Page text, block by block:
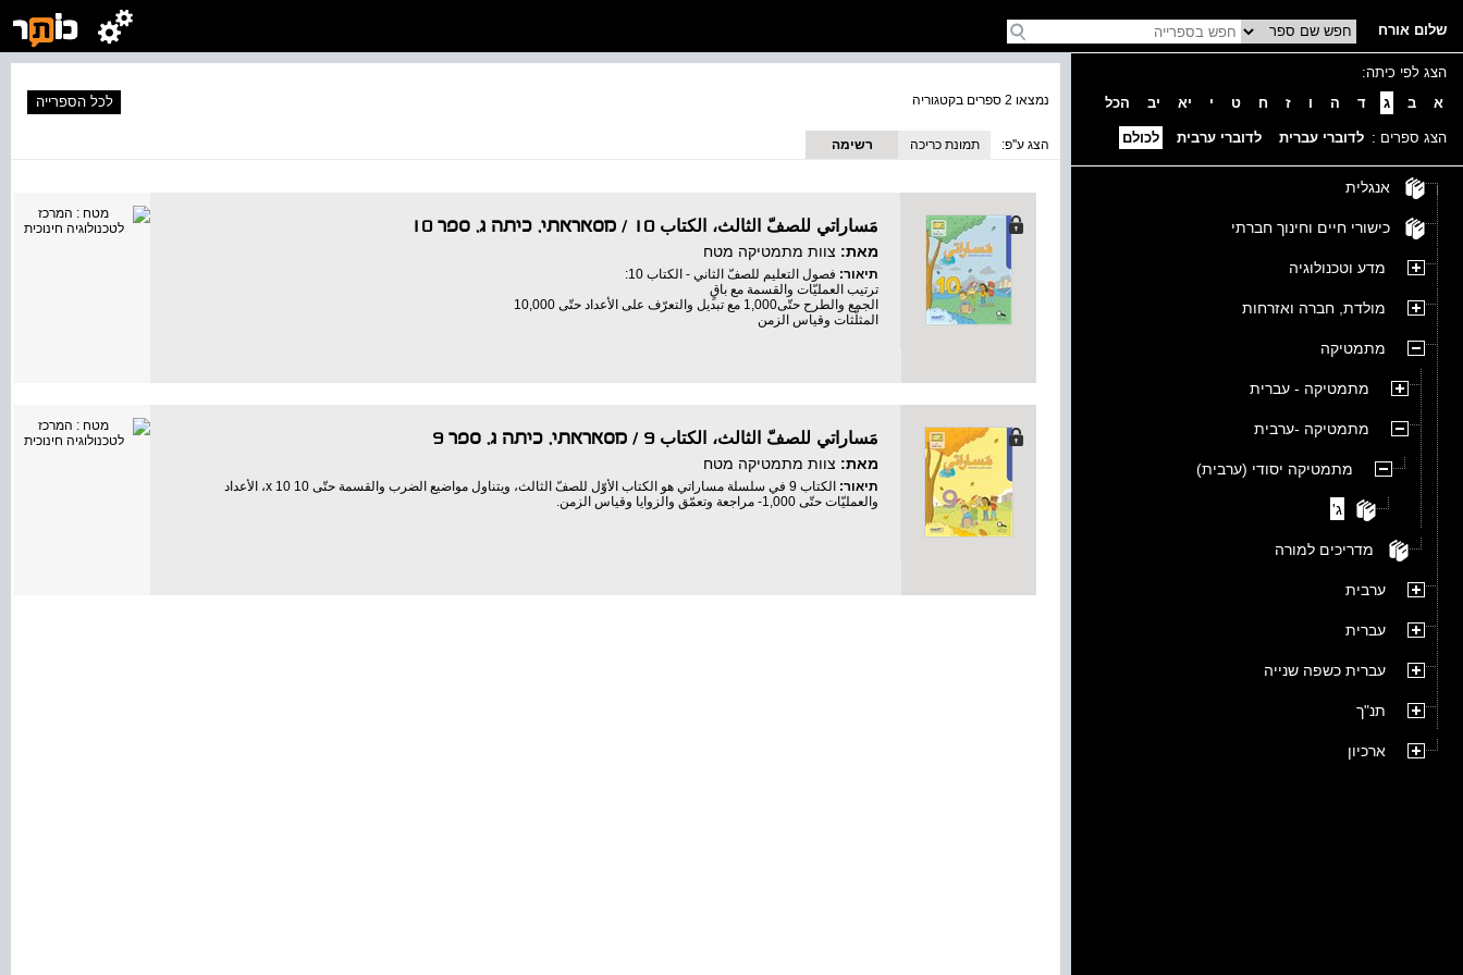
שלום אורח
הצג לפי כיתה:
א
ב ג ד ה ו ז ח ט י יא יב הכל
הצג ספרים : לדוברי עברית לדוברי ערבית לכולם
אנגלית
כישורי חיים וחינוך חברתי
מדע וטכנולוגיה
מולדת, חברה ואזרחות
מתמטיקה
מתמטיקה - עברית
מתמטיקה -ערבית
מתמטיקה יסודי (ערבית)
ג'
מדריכים למורה
ערבית
עברית
עברית כשפה שנייה
תנ"ך
ארכיון
נמצאו 2 ספרים בקטגוריה לכל הספרייה
הצג ע''פ: תמונת כריכה רשימה
مَساراتي للصفّ الثالث، الكتاب 10 / מסאראתי, כיתה ג, ספר 10
מאת: צוות מתמטיקה מטח
תיאור: فصول التعليم للصفّ الثاني - الكتاب 10:
ترتيب العمليّات والقسمة مع باقٍ
الجمع والطرح حتّى1,000 مع تبديل والتعرّف على الأعداد حتّى 10,000
المثلّثات وقياس الزمن
مَساراتي للصفّ الثالث، الكتاب 9 / מסאראתי, כיתה ג, ספר 9
מאת: צוות מתמטיקה מטח
תיאור:
الكتاب 9 في سلسلة مساراتي هو الكتاب الأوّل للصفّ الثالث، ويتناول مواضيع الضرب والقسمة حتّى 10 x 10، الأعداد
والعمليّات حتّى 1,000- مراجعة وتعمّق والزوايا وقياس الزمن.